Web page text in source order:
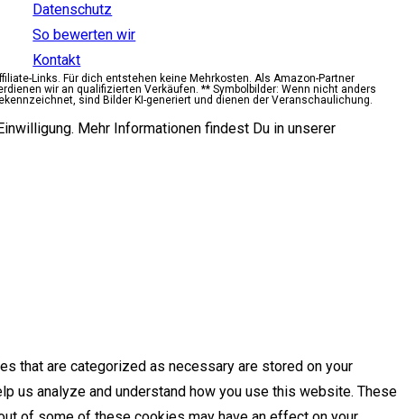
Datenschutz
So bewerten wir
Kontakt
Links. Für dich entstehen keine Mehrkosten. Als Amazon-Partner
wir an qualifizierten Verkäufen. ** Symbolbilder: Wenn nicht anders
sind Bilder KI-generiert und dienen der Veranschaulichung.
Mehr Informationen findest Du in unserer
that are categorized as necessary are stored on your
us analyze and understand how you use this website. These